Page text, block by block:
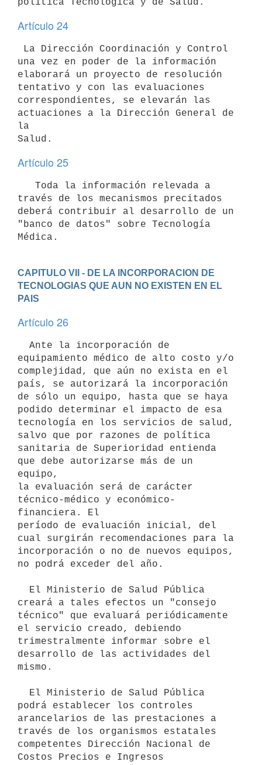
Artículo 24
una vez en poder de la información
elaborará un proyecto de resolución
tentativo y con las evaluaciones
correspondientes, se elevarán las
actuaciones a la Dirección General de
la
Artículo 25
través de los mecanismos precitados
deberá contribuir al desarrollo de un
"banco de datos" sobre Tecnología
CAPITULO VII - DE LA INCORPORACION DE
TECNOLOGIAS QUE AUN NO EXISTEN EN EL
PAIS
Artículo 26
equipamiento médico de alto costo y/o
complejidad, que aún no exista en el
país, se autorizará la incorporación
de sólo un equipo, hasta que se haya
podido determinar el impacto de esa
tecnología en los servicios de salud,
salvo que por razones de política
sanitaria de Superioridad entienda
que debe autorizarse más de un
equipo,
la evaluación será de carácter
técnico-médico y económico-
financiera. El
período de evaluación inicial, del
cual surgirán recomendaciones para la
incorporación o no de nuevos equipos,
no podrá exceder del año.
creará a tales efectos un "consejo
técnico" que evaluará periódicamente
el servicio creado, debiendo
trimestralmente informar sobre el
desarrollo de las actividades del
mismo.
podrá establecer los controles
arancelarios de las prestaciones a
través de los organismos estatales
competentes Dirección Nacional de
Costos Precios e Ingresos